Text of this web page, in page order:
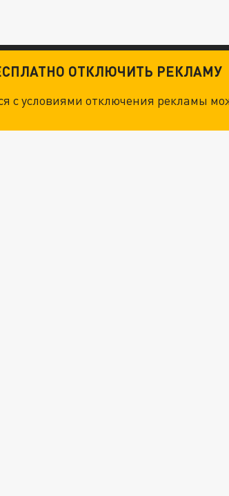
ОТКЛЮЧИТЬ РЕКЛАМУ
с условиями отключения рекламы